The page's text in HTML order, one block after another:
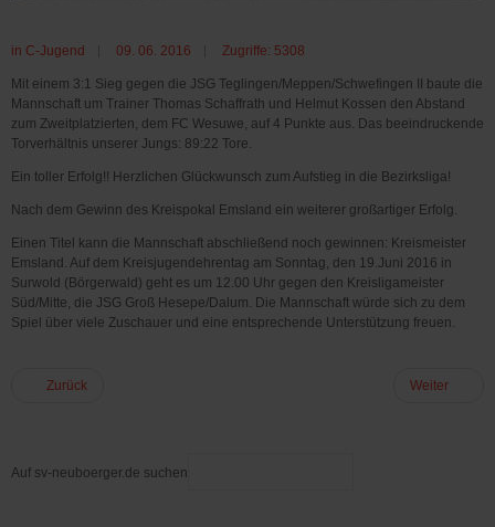
in C-Jugend 09. 06. 2016 Zugriffe: 5308
Mit einem 3:1 Sieg gegen die JSG Teglingen/Meppen/Schwefingen II baute die
Mannschaft um Trainer Thomas Schaffrath und Helmut Kossen den Abstand
zum Zweitplatzierten, dem FC Wesuwe, auf 4 Punkte aus. Das beeindruckende
Torverhältnis unserer Jungs: 89:22 Tore.
Ein toller Erfolg!! Herzlichen Glückwunsch zum Aufstieg in die Bezirksliga!
Nach dem Gewinn des Kreispokal Emsland ein weiterer großartiger Erfolg.
Einen Titel kann die Mannschaft abschließend noch gewinnen: Kreismeister
Emsland. Auf dem Kreisjugendehrentag am Sonntag, den 19.Juni 2016 in
Surwold (Börgerwald) geht es um 12.00 Uhr gegen den Kreisligameister
Süd/Mitte, die JSG Groß Hesepe/Dalum. Die Mannschaft würde sich zu dem
Spiel über viele Zuschauer und eine entsprechende Unterstützung freuen.
Zurück Weiter
Auf sv-neuboerger.de suchen